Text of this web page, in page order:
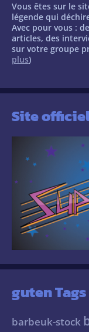
Vous êtes sur le
légende qui
Avec pour vous :
articles, des
sur votre groupe
plus)
Site
guten Tags
barbeuk-stock